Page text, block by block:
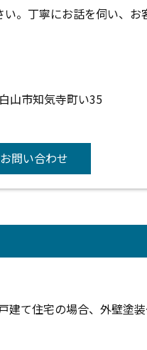
。丁寧にお話を伺い、お
山市知気寺町い35
お問い合わせ
建て住宅の場合、外壁塗